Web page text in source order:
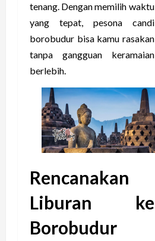
tenang. Dengan memilih waktu
yang tepat, pesona candi
borobudur bisa kamu rasakan
tanpa gangguan keramaian
berlebih.
Rencanakan
Liburan ke
Borobudur